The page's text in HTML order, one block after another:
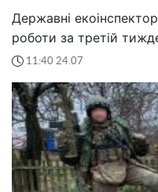
Державні
роботи за третій
11:40 24.07